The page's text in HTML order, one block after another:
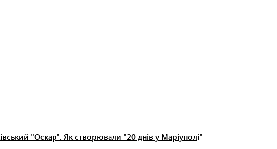
"Оскар". Як створювали "20 днів у Маріуполі"